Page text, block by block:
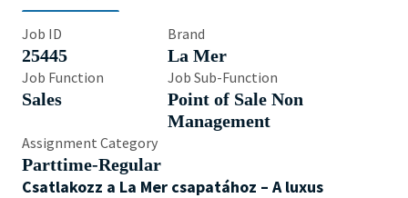
Job ID
25445
Brand
La Mer
Job Function
Sales
Job Sub-Function
Point of Sale Non
Management
Assignment Category
Parttime-Regular
Csatlakozz a La Mer csapatához – A luxus